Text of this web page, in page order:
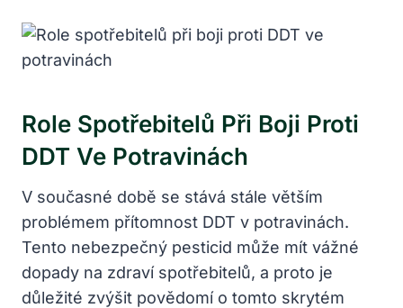
Role Spotřebitelů Při Boji Proti
DDT Ve Potravinách
V současné době se stává stále větším
problémem přítomnost DDT v potravinách.
Tento nebezpečný pesticid může mít vážné
dopady na zdraví spotřebitelů, a proto je
důležité zvýšit povědomí o tomto skrytém